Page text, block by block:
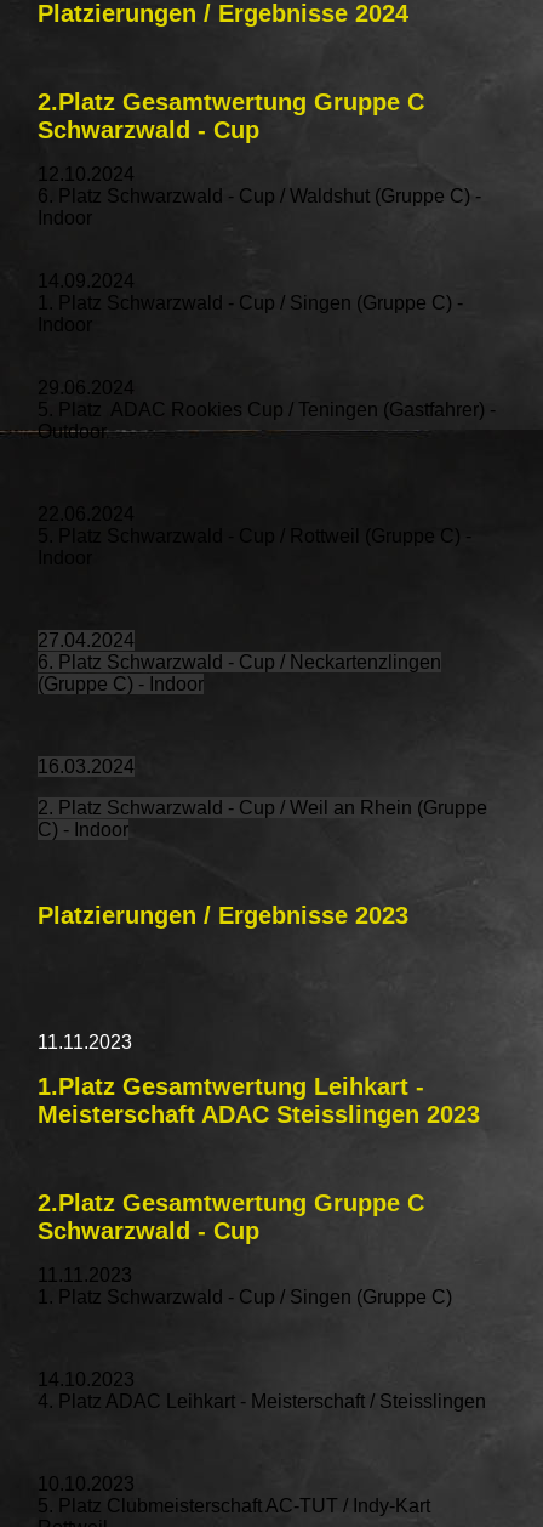
Platzierungen / Ergebnisse 2024
2.Platz Gesamtwertung Gruppe C
Schwarzwald - Cup
12.10.2024
6. Platz Schwarzwald - Cup / Waldshut (Gruppe C) -
Indoor
14.09.2024
1. Platz Schwarzwald - Cup / Singen (Gruppe C) -
29.06.2024
5. Platz ADAC Rookies Cup / Teningen (Gastfahrer) -
Outdoor
5. Platz Schwarzwald - Cup / Rottweil (Gruppe C) -
27.04.2024
6. Platz Schwarzwald - Cup / Neckartenzlingen
(Gruppe C) - Indoor
16.03.2024
2. Platz Schwarzwald - Cup / Weil an Rhein (Gruppe
C) - Indoor
Platzierungen / Ergebnisse 2023
11.11.2023
1.Platz Gesamtwertung Leihkart -
Meisterschaft ADAC Steisslingen 2023
2.Platz Gesamtwertung Gruppe C
Schwarzwald - Cup
11.11.2023
1. Platz Schwarzwald - Cup / Singen (Gruppe C)
14.10.2023
4. Platz ADAC Leihkart - Meisterschaft / Steisslingen
10.10.2023
5. Platz Clubmeisterschaft AC-TUT / Indy-Kart